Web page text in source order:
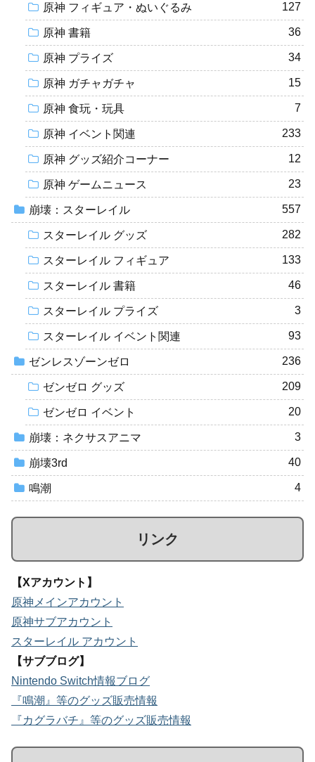
原神 フィギュア・ぬいぐるみ 127
原神 書籍 36
原神 プライズ 34
原神 ガチャガチャ 15
原神 食玩・玩具 7
原神 イベント関連 233
原神 グッズ紹介コーナー 12
原神 ゲームニュース 23
崩壊：スターレイル 557
スターレイル グッズ 282
スターレイル フィギュア 133
スターレイル 書籍 46
スターレイル プライズ 3
スターレイル イベント関連 93
ゼンレスゾーンゼロ 236
ゼンゼロ グッズ 209
ゼンゼロ イベント 20
崩壊：ネクサスアニマ 3
崩壊3rd 40
鳴潮 4
リンク
【Xアカウント】
原神メインアカウント
原神サブアカウント
スターレイル アカウント
【サブブログ】
Nintendo Switch情報ブログ
『鳴潮』等のグッズ販売情報
『カグラバチ』等のグッズ販売情報